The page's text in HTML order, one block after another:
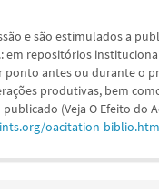
e são estimulados a
em repositórios
ponto antes ou durante o
produtivas, bem
(Veja O Efeito do
oacitation-